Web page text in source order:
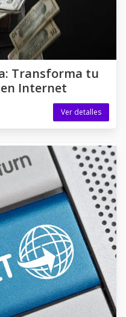
Transforma tu
Internet
Ver detalles